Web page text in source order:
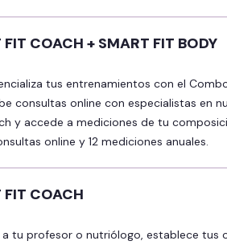
FIT COACH + SMART FIT BODY
consultas online con especialistas en
y accede a mediciones de tu
online y 12 mediciones anuales.
FIT COACH